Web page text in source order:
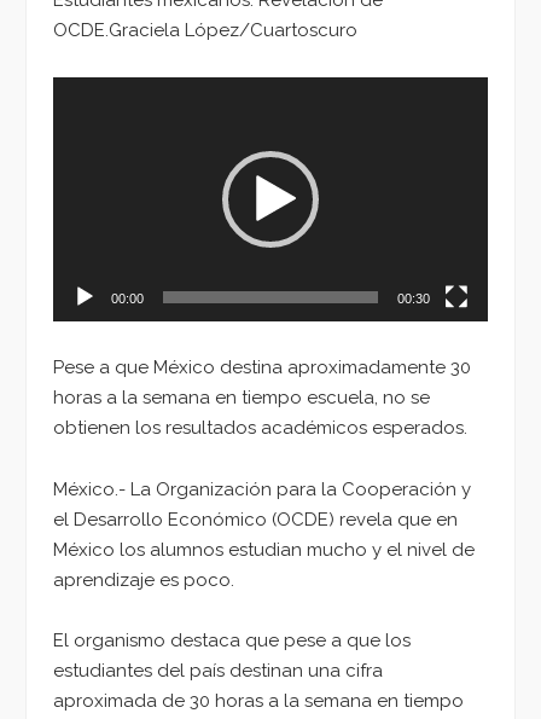
OCDE.Graciela López/Cuartoscuro
00:00 00:30
Pese a que México destina aproximadamente 30
horas a la semana en tiempo escuela, no se
obtienen los resultados académicos esperados.
México.- La Organización para la Cooperación y
el Desarrollo Económico (OCDE) revela que en
México los alumnos estudian mucho y el nivel de
aprendizaje es poco.
El organismo destaca que pese a que los
estudiantes del país destinan una cifra
aproximada de 30 horas a la semana en tiempo